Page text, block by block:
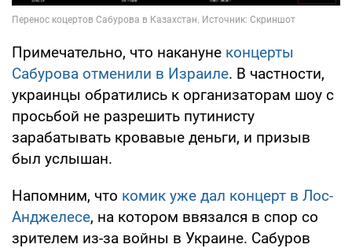
Примечательно, что накануне концерты
Сабурова отменили в Израиле. В частности,
украинцы обратились к организаторам шоу с
просьбой не разрешить путинисту
зарабатывать кровавые деньги, и призыв
был услышан.
Напомним, что комик уже дал концерт в Лос-
Анджелесе, на котором ввязался в спор со
зрителем из-за войны в Украине. Сабуров